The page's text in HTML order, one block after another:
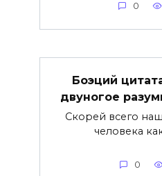
0
Боэций
двуногое
Скорей всего
человека
0